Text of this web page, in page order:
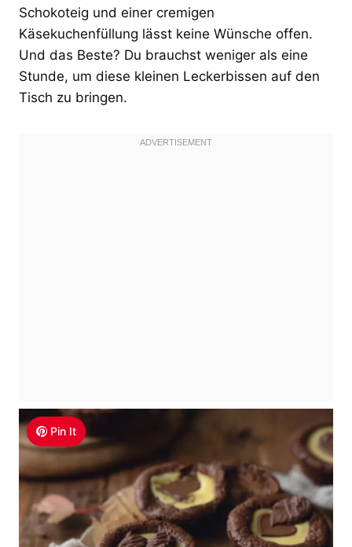
Schokoteig und einer cremigen
Käsekuchenfüllung lässt keine Wünsche offen.
Und das Beste? Du brauchst weniger als eine
Stunde, um diese kleinen Leckerbissen auf den
Tisch zu bringen.
Pin It